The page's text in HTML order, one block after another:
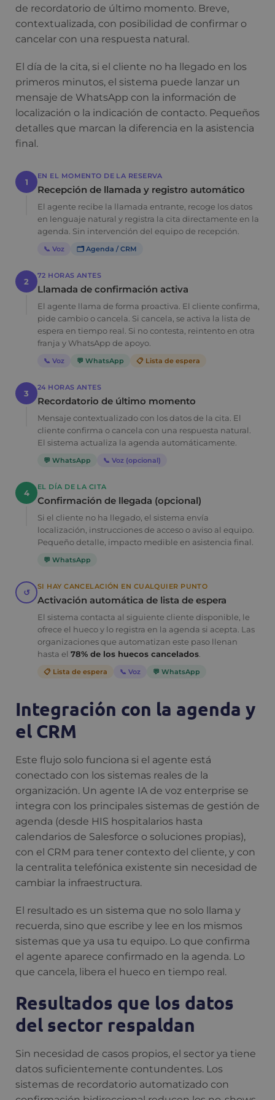
de recordatorio de último momento. Breve,
contextualizada, con posibilidad de confirmar o
cancelar con una respuesta natural.
El día de la cita, si el cliente no ha llegado en los
primeros minutos, el sistema puede lanzar un
mensaje de WhatsApp con la información de
localización o la indicación de contacto. Pequeños
detalles que marcan la diferencia en la asistencia
final.
1
EN EL MOMENTO DE LA RESERVA
Recepción de llamada y registro automático
El agente recibe la llamada entrante, recoge los datos
en lenguaje natural y registra la cita directamente en la
agenda. Sin intervención del equipo de recepción.
📞 Voz 🗂 Agenda / CRM
2
72 HORAS ANTES
Llamada de confirmación activa
El agente llama de forma proactiva. El cliente confirma,
pide cambio o cancela. Si cancela, se activa la lista de
espera en tiempo real. Si no contesta, reintento en otra
franja y WhatsApp de apoyo.
📞 Voz 💬 WhatsApp 📋 Lista de espera
3
24 HORAS ANTES
Recordatorio de último momento
Mensaje contextualizado con los datos de la cita. El
cliente confirma o cancela con una respuesta natural.
El sistema actualiza la agenda automáticamente.
💬 WhatsApp 📞 Voz (opcional)
4
EL DÍA DE LA CITA
Confirmación de llegada (opcional)
Si el cliente no ha llegado, el sistema envía
localización, instrucciones de acceso o aviso al equipo.
Pequeño detalle, impacto medible en asistencia final.
💬 WhatsApp
↺
SI HAY CANCELACIÓN EN CUALQUIER PUNTO
Activación automática de lista de espera
El sistema contacta al siguiente cliente disponible, le
ofrece el hueco y lo registra en la agenda si acepta. Las
organizaciones que automatizan este paso llenan
hasta el 78% de los huecos cancelados.
📋 Lista de espera 📞 Voz 💬 WhatsApp
Integración con la agenda y
el CRM
Este flujo solo funciona si el agente está
conectado con los sistemas reales de la
organización. Un agente IA de voz enterprise se
integra con los principales sistemas de gestión de
agenda (desde HIS hospitalarios hasta
calendarios de Salesforce o soluciones propias),
con el CRM para tener contexto del cliente, y con
la centralita telefónica existente sin necesidad de
cambiar la infraestructura.
El resultado es un sistema que no solo llama y
recuerda, sino que escribe y lee en los mismos
sistemas que ya usa tu equipo. Lo que confirma
el agente aparece confirmado en la agenda. Lo
que cancela, libera el hueco en tiempo real.
Resultados que los datos
del sector respaldan
Sin necesidad de casos propios, el sector ya tiene
datos suficientemente contundentes. Los
sistemas de recordatorio automatizado con